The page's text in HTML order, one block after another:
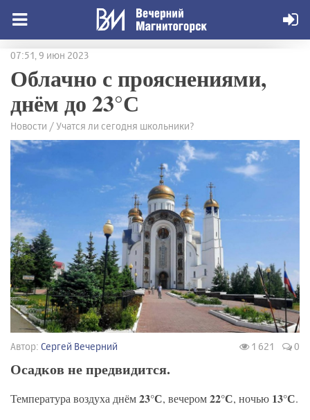
07:51, 9 июн 2023
Облачно с прояснениями,
днём до 23°С
Новости / Учатся ли сегодня школьники?
Автор: Сергей Вечерний 1 621 0
Осадков не предвидится.
Температура воздуха днём23°С, вечером22°С, ночью 13°С.